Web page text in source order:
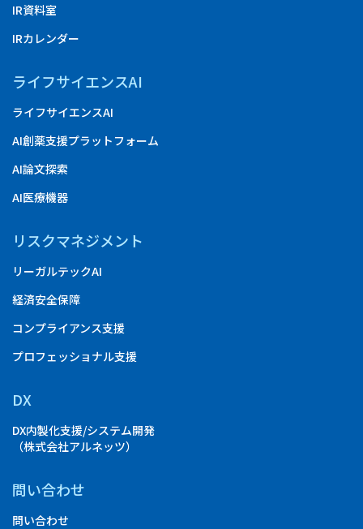
IR資料室
IRカレンダー
ライフサイエンスAI
ライフサイエンスAI
AI創薬支援プラットフォーム
AI論文探索
AI医療機器
リスクマネジメント
リーガルテックAI
経済安全保障
コンプライアンス支援
プロフェッショナル支援
DX
DX内製化支援/システム開発
（株式会社アルネッツ）
問い合わせ
問い合わせ